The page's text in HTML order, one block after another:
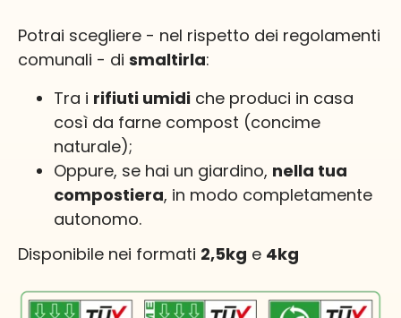
Potrai scegliere - nel rispetto dei regolamenti
comunali - di smaltirla:
Tra i rifiuti umidi che produci in casa
così da farne compost (concime
naturale);
Oppure, se hai un giardino, nella tua
compostiera, in modo completamente
autonomo.
Disponibile nei formati 2,5kg e 4kg